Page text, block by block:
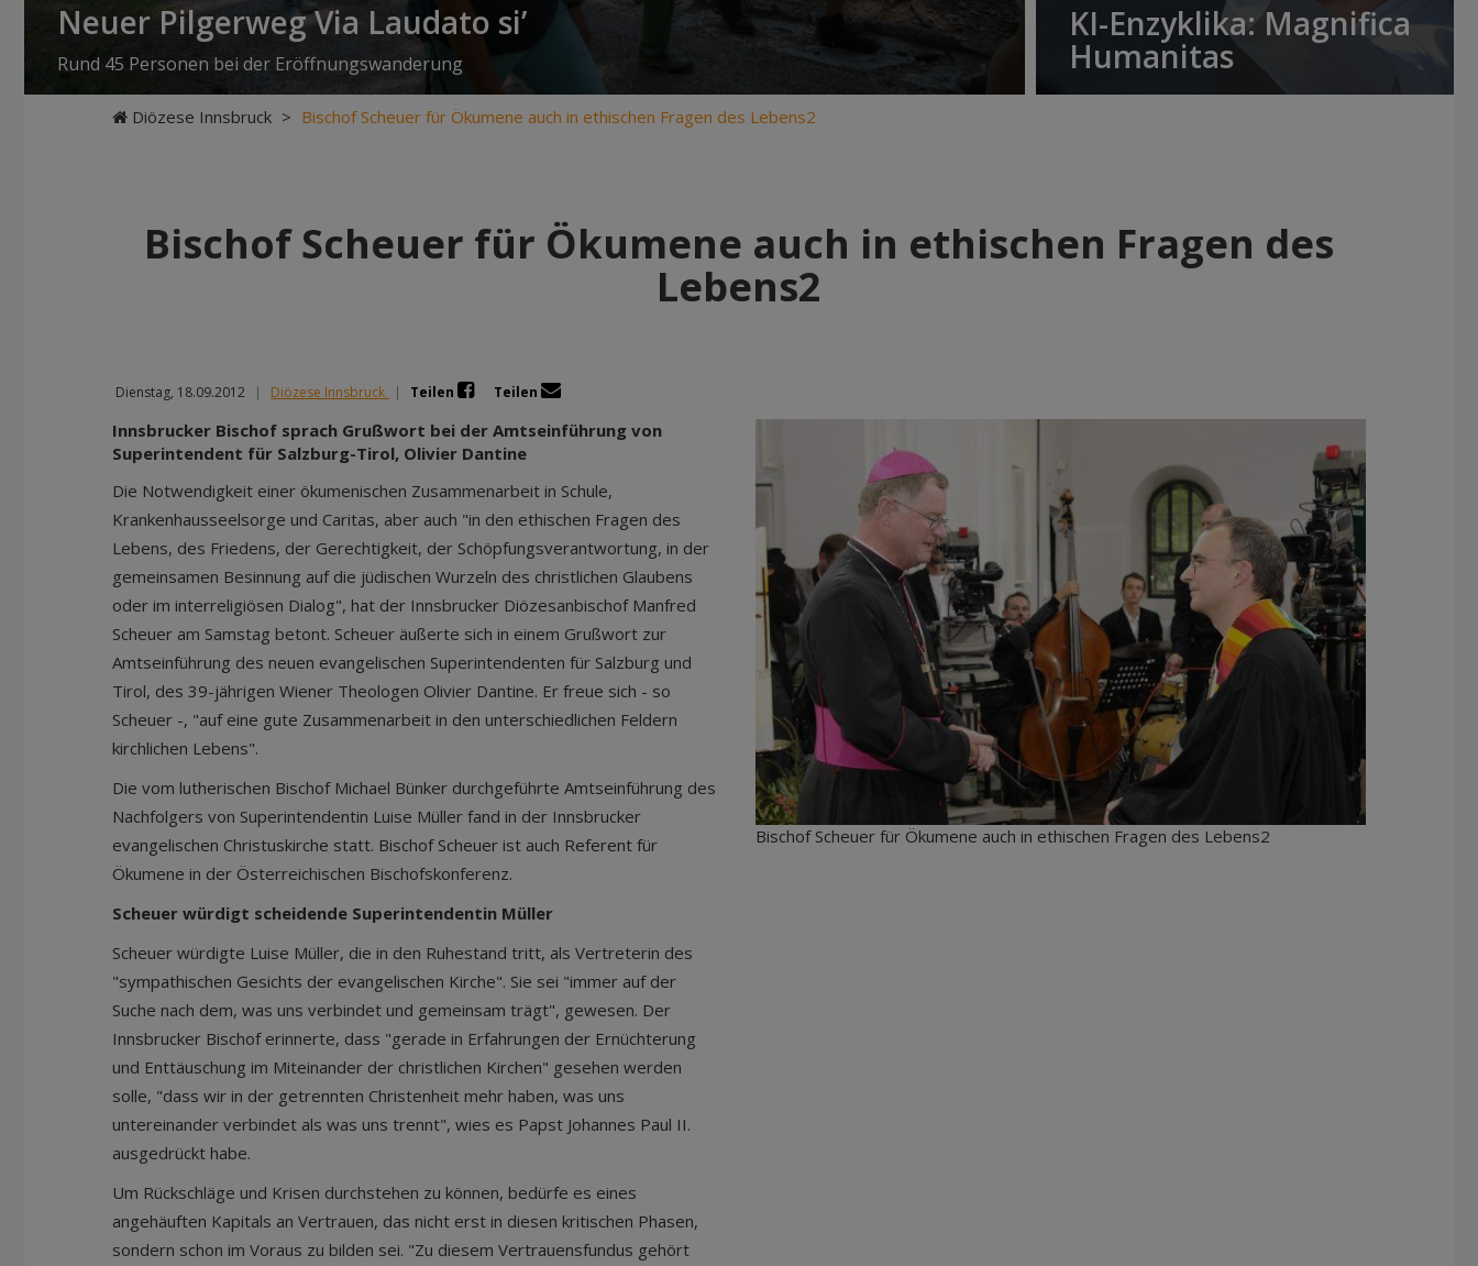
Neuer Pilgerweg Via Laudato si’
Rund 45 Personen bei der Eröffnungswanderung
KI-Enzyklika: Magnifica
Humanitas
Diözese Innsbruck > Bischof Scheuer für Ökumene auch in ethischen Fragen des Lebens2
Bischof Scheuer für Ökumene auch in ethischen Fragen des
Lebens2
Dienstag, 18.09.2012 | Diözese Innsbruck | Teilen Teilen
Innsbrucker Bischof sprach Grußwort bei der Amtseinführung von
Superintendent für Salzburg-Tirol, Olivier Dantine
Die Notwendigkeit einer ökumenischen Zusammenarbeit in Schule,
Krankenhausseelsorge und Caritas, aber auch "in den ethischen Fragen des
Lebens, des Friedens, der Gerechtigkeit, der Schöpfungsverantwortung, in der
gemeinsamen Besinnung auf die jüdischen Wurzeln des christlichen Glaubens
oder im interreligiösen Dialog", hat der Innsbrucker Diözesanbischof Manfred
Scheuer am Samstag betont. Scheuer äußerte sich in einem Grußwort zur
Amtseinführung des neuen evangelischen Superintendenten für Salzburg und
Tirol, des 39-jährigen Wiener Theologen Olivier Dantine. Er freue sich - so
Scheuer -, "auf eine gute Zusammenarbeit in den unterschiedlichen Feldern
kirchlichen Lebens".
Die vom lutherischen Bischof Michael Bünker durchgeführte Amtseinführung des
Nachfolgers von Superintendentin Luise Müller fand in der Innsbrucker
evangelischen Christuskirche statt. Bischof Scheuer ist auch Referent für
Ökumene in der Österreichischen Bischofskonferenz.
Scheuer würdigt scheidende Superintendentin Müller
Scheuer würdigte Luise Müller, die in den Ruhestand tritt, als Vertreterin des
"sympathischen Gesichts der evangelischen Kirche". Sie sei "immer auf der
Suche nach dem, was uns verbindet und gemeinsam trägt", gewesen. Der
Innsbrucker Bischof erinnerte, dass "gerade in Erfahrungen der Ernüchterung
und Enttäuschung im Miteinander der christlichen Kirchen" gesehen werden
solle, "dass wir in der getrennten Christenheit mehr haben, was uns
untereinander verbindet als was uns trennt", wies es Papst Johannes Paul II.
ausgedrückt habe.
Um Rückschläge und Krisen durchstehen zu können, bedürfe es eines
angehäuften Kapitals an Vertrauen, das nicht erst in diesen kritischen Phasen,
sondern schon im Voraus zu bilden sei. "Zu diesem Vertrauensfundus gehört
Bischof Scheuer für Ökumene auch in ethischen Fragen des Lebens2